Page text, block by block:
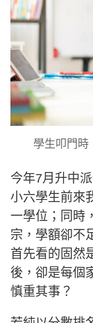
學生叩門時
今年7月升中
小六學生前來
一學位；同時
宗，學額卻不
首先看的固然
後，卻是每個
慎重其事？